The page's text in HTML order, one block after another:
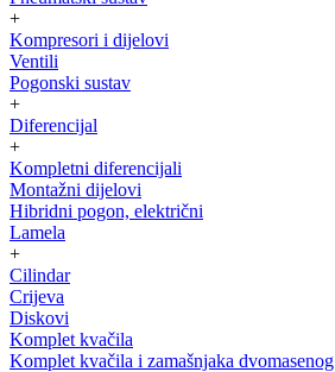
+
Kompresori i dijelovi
Ventili
Pogonski sustav
+
Diferencijal
+
Kompletni diferencijali
Montažni dijelovi
Hibridni pogon, električni
Lamela
+
Cilindar
Crijeva
Diskovi
Komplet kvačila
Komplet kvačila i zamašnjaka dvomasenog